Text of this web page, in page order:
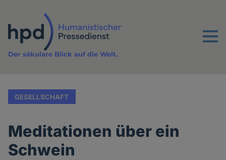
Inhalt
Menu
Der säkulare Blick auf die Welt.
GESELLSCHAFT
Meditationen über ein
Schwein